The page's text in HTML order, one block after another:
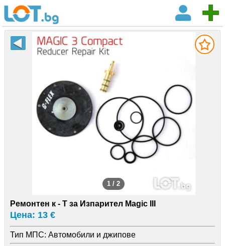
1 / 2
Ремонтен к - Т за Изпарител Magic III
Цена: 13 €
Тип МПС: Автомобили и джипове